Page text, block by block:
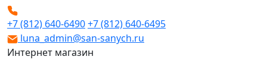
+7 (812) 640-6490+7 (812) 640-6495
luna_admin@san-sanych.ru
Интернет магазин